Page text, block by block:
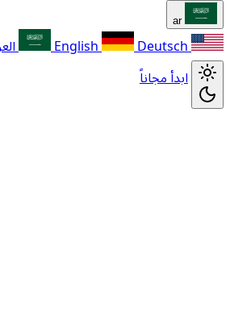
ar
English Deutsch
ابدأ مجاناً